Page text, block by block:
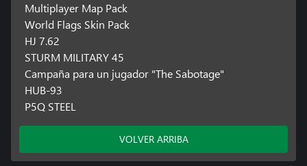
Multiplayer Map Pack
World Flags Skin Pack
HJ 7.62
STURM MILITARY 45
Campaña para un jugador "The Sabotage"
HUB-93
P5Q STEEL
VOLVER ARRIBA